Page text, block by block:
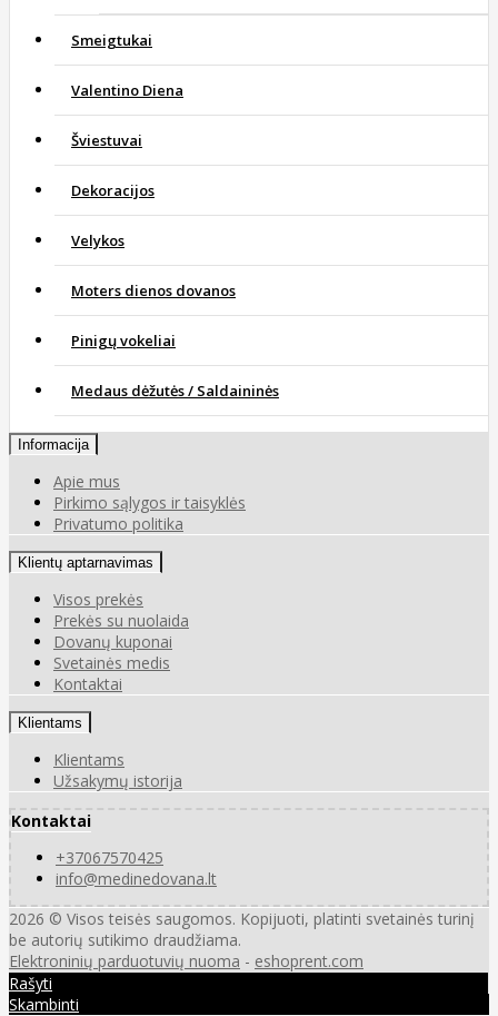
Smeigtukai
Valentino Diena
Šviestuvai
Dekoracijos
Velykos
Moters dienos dovanos
Pinigų vokeliai
Medaus dėžutės / Saldaininės
Informacija
Apie mus
Pirkimo sąlygos ir taisyklės
Privatumo politika
Klientų aptarnavimas
Visos prekės
Prekės su nuolaida
Dovanų kuponai
Svetainės medis
Kontaktai
Klientams
Klientams
Užsakymų istorija
Kontaktai
+37067570425
info@medinedovana.lt
2026 © Visos teisės saugomos. Kopijuoti, platinti svetainės turinį
be autorių sutikimo draudžiama.
Elektroninių parduotuvių nuoma - eshoprent.com
Rašyti
Skambinti